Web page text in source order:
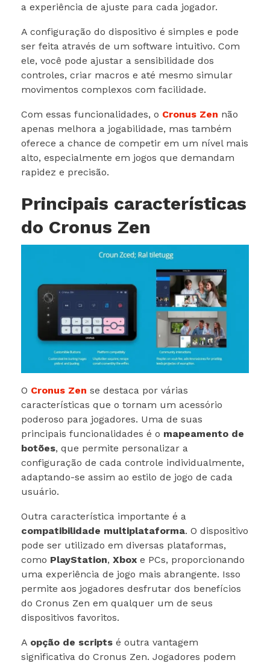
a experiência de ajuste para cada jogador.
A configuração do dispositivo é simples e pode
ser feita através de um software intuitivo. Com
ele, você pode ajustar a sensibilidade dos
controles, criar macros e até mesmo simular
movimentos complexos com facilidade.
Com essas funcionalidades, o Cronus Zen não
apenas melhora a jogabilidade, mas também
oferece a chance de competir em um nível mais
alto, especialmente em jogos que demandam
rapidez e precisão.
Principais características
do Cronus Zen
O Cronus Zen se destaca por várias
características que o tornam um acessório
poderoso para jogadores. Uma de suas
principais funcionalidades é o mapeamento de
botões, que permite personalizar a
configuração de cada controle individualmente,
adaptando-se assim ao estilo de jogo de cada
usuário.
Outra característica importante é a
compatibilidade multiplataforma. O dispositivo
pode ser utilizado em diversas plataformas,
como PlayStation, Xbox e PCs, proporcionando
uma experiência de jogo mais abrangente. Isso
permite aos jogadores desfrutar dos benefícios
do Cronus Zen em qualquer um de seus
dispositivos favoritos.
A opção de scripts é outra vantagem
significativa do Cronus Zen. Jogadores podem